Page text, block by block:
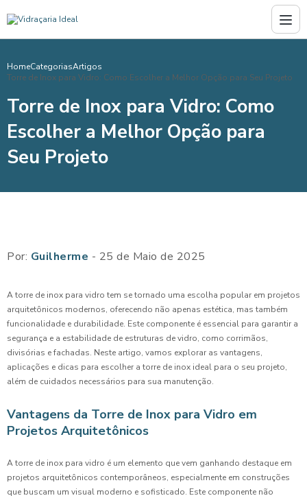
HomeCategoriasArtigos
Torre de Inox para Vidro: Como Escolher a Melhor Opção para Seu Projeto
Torre de Inox para Vidro: Como
Escolher a Melhor Opção para
Seu Projeto
Por: Guilherme - 25 de Maio de 2025
A torre de inox para vidro tem se tornado uma escolha popular em projetos
arquitetônicos modernos, oferecendo não apenas estética, mas também
funcionalidade e durabilidade. Este componente é essencial para garantir a
segurança e a estabilidade de estruturas de vidro, como corrimãos,
divisórias e fachadas. Neste artigo, vamos explorar as vantagens,
aplicações e dicas para escolher a torre de inox ideal para o seu projeto,
além de cuidados necessários para sua manutenção.
Vantagens da Torre de Inox para Vidro em
Projetos Arquitetônicos
A torre de inox para vidro é um elemento que vem ganhando destaque em
projetos arquitetônicos contemporâneos, especialmente em construções
que buscam um visual moderno e sofisticado. Este componente não